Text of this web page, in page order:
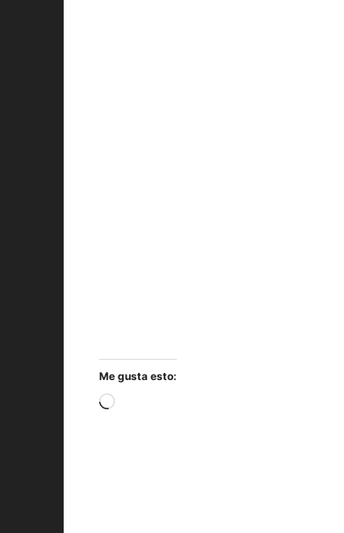
Me gusta esto:
Cargando...